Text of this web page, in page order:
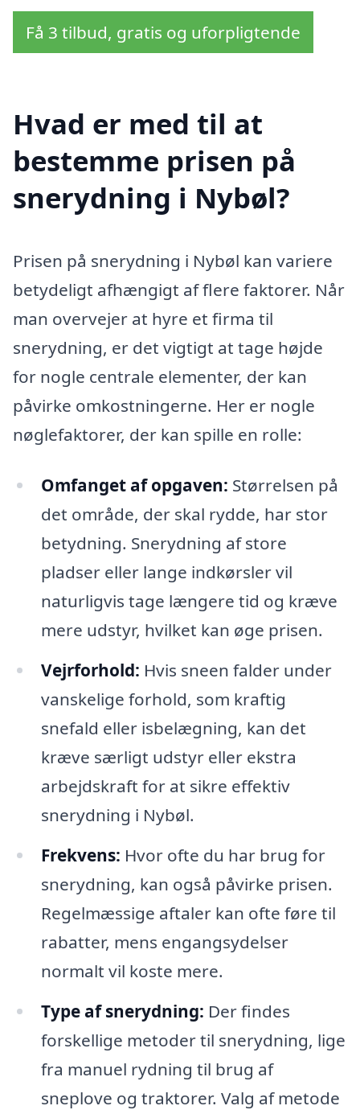
Få 3 tilbud, gratis og uforpligtende
Hvad er med til at
bestemme prisen på
snerydning i Nybøl?
Prisen på snerydning i Nybøl kan variere
betydeligt afhængigt af flere faktorer. Når
man overvejer at hyre et firma til
snerydning, er det vigtigt at tage højde
for nogle centrale elementer, der kan
påvirke omkostningerne. Her er nogle
nøglefaktorer, der kan spille en rolle:
Omfanget af opgaven: Størrelsen på
det område, der skal rydde, har stor
betydning. Snerydning af store
pladser eller lange indkørsler vil
naturligvis tage længere tid og kræve
mere udstyr, hvilket kan øge prisen.
Vejrforhold: Hvis sneen falder under
vanskelige forhold, som kraftig
snefald eller isbelægning, kan det
kræve særligt udstyr eller ekstra
arbejdskraft for at sikre effektiv
snerydning i Nybøl.
Frekvens: Hvor ofte du har brug for
snerydning, kan også påvirke prisen.
Regelmæssige aftaler kan ofte føre til
rabatter, mens engangsydelser
normalt vil koste mere.
Type af snerydning: Der findes
forskellige metoder til snerydning, lige
fra manuel rydning til brug af
sneplove og traktorer. Valg af metode